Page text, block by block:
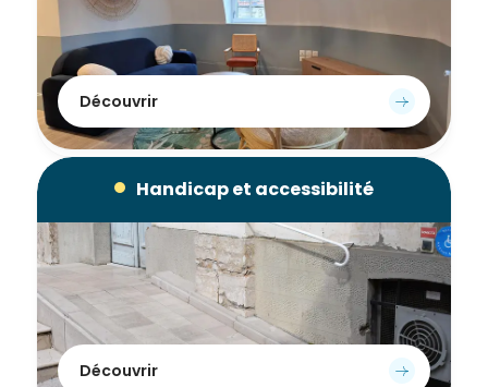
Découvrir
Handicap et accessibilité
Découvrir
Ville et
de ses
obligatoires)
êtes déjà
inscrit(e)
et que
vous
voulez
vous